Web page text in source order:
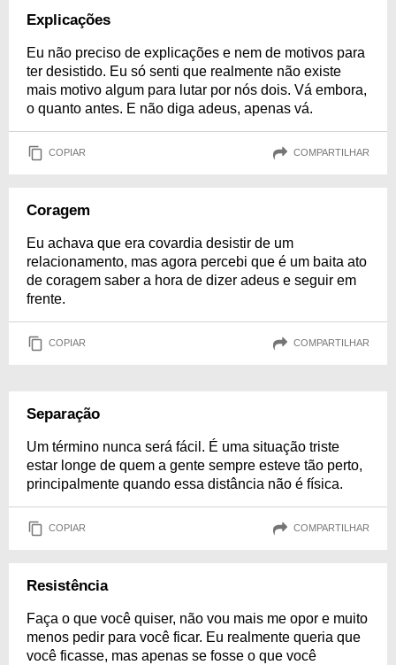
Explicações
Eu não preciso de explicações e nem de motivos para
ter desistido. Eu só senti que realmente não existe
mais motivo algum para lutar por nós dois. Vá embora,
o quanto antes. E não diga adeus, apenas vá.
COPIAR COMPARTILHAR
Coragem
Eu achava que era covardia desistir de um
relacionamento, mas agora percebi que é um baita ato
de coragem saber a hora de dizer adeus e seguir em
frente.
COPIAR COMPARTILHAR
Separação
Um término nunca será fácil. É uma situação triste
estar longe de quem a gente sempre esteve tão perto,
principalmente quando essa distância não é física.
COPIAR COMPARTILHAR
Resistência
Faça o que você quiser, não vou mais me opor e muito
menos pedir para você ficar. Eu realmente queria que
você ficasse, mas apenas se fosse o que você